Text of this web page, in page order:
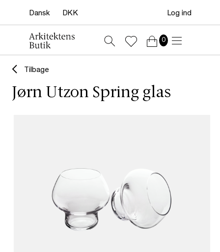
Log ind
0
Tilbage
Jørn Utzon Spring glas